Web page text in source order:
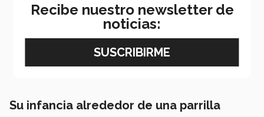
Su infancia alrededor de una parrilla
Recibe nuestro newsletter de
noticias: